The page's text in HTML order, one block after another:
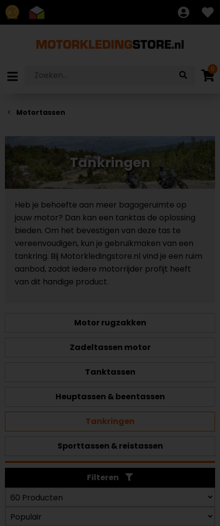
8.7
0
Motortassen
Tankringen
Heb je behoefte aan meer bagageruimte op
jouw motor? Dan kan een tanktas de oplossing
bieden. Om het bevestigen van deze tas te
vereenvoudigen, kun je gebruikmaken van een
tankring. Bij Motorkledingstore.nl vind je een ruim
aanbod, zodat iedere motorrijder profijt heeft
van dit handige product.
Motor rugzakken
Zadeltassen motor
Tanktassen
Heuptassen & beentassen
Tankringen
Sporttassen & reistassen
Filteren